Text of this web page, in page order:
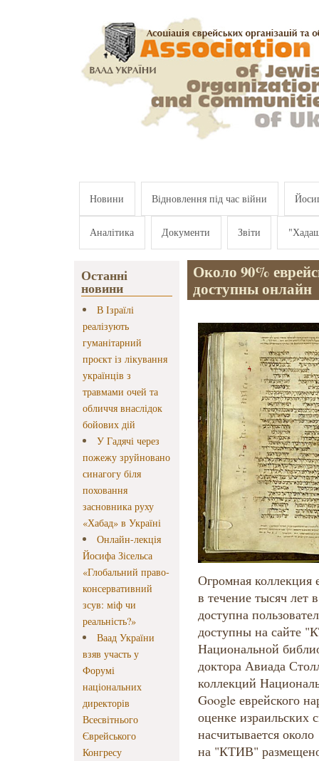
Новини Відновлення під час війни
Аналітика Документи Звіти
Останні
новини
В Ізраїлі
реалізують
гуманітарний
проєкт із лікування
українців з
травмами очей та
обличчя внаслідок
бойових дій
У Гадячі через
пожежу зруйновано
синагогу біля
поховання
засновника руху
«Хабад» в Україні
Онлайн-лекція
Йосифа Зісельса
«Глобальний право-
консервативний
зсув: міф чи
реальність?»
Ваад України
взяв участь у
Форумі
національних
директорів
Всесвітнього
Єврейського
Конгресу
Около 90%
доступны онлайн
Огромная коллекция
в течение тысяч лет
доступна
доступны на сайте
Национальной
доктора Авиада
коллекций
Google еврейского
оценке израильских
насчитывается
на "КТИВ"